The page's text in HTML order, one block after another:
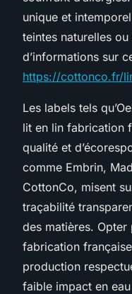
unique et
teintes naturelles
d’informations sur
https://cottonco.fr/
Les labels tels
lit en lin fabrication
qualité et
comme Embrin,
CottonCo, misent
traçabilité
des matières. Opter
fabrication
production
faible impact en